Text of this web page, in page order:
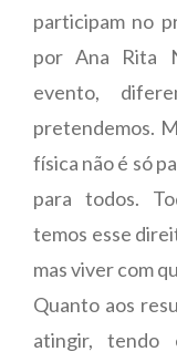
participam no
por Ana Rita
evento,
pretendemos.
física não é só
para todos.
temos esse
mas viver com
Quanto aos
atingir, tendo